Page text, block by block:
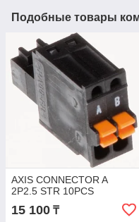
Подобные товары
AXIS CONNECTOR A
2P2.5 STR 10PCS
15 100 ₸